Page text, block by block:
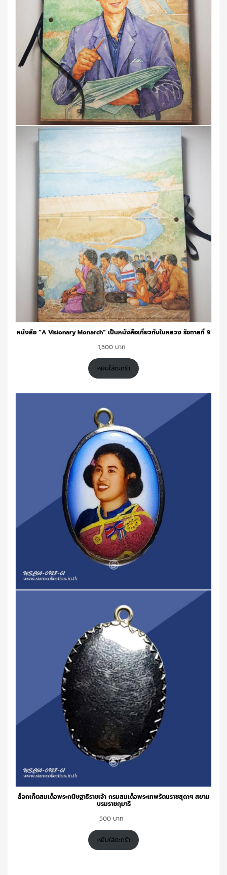
หนังสือ “A Visionary Monarch” เป็นหนังสือเกี่ยวกับในหลวง รัชกาลที่ 9
1,500
หยิบใส่ตะกร้า
ล็อกเก็ตสมเด็จพระกนิษฐาธิราชเจ้า กรมสมเด็จพระเทพรัตนราชสุดาฯ สยาม
บรมราชกุมารี
500
หยิบใส่ตะกร้า